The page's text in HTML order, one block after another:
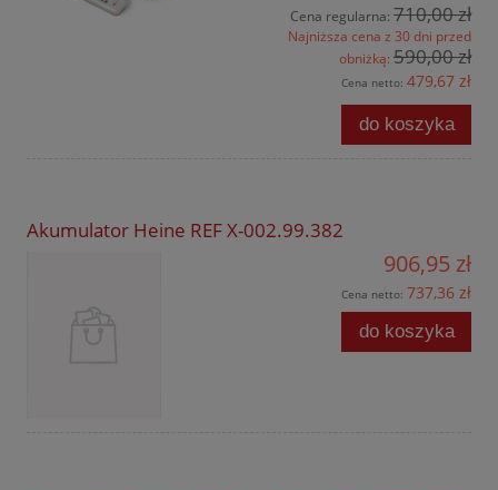
Cena regularna: 710,00 zł
Najniższa cena z 30 dni przed
obniżką: 590,00 zł
Cena netto: 479,67 zł
do koszyka
Akumulator Heine REF X-002.99.382
906,95 zł
Cena netto: 737,36 zł
do koszyka